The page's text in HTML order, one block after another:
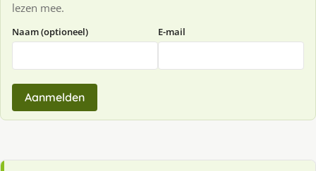
lezen mee.
Naam (optioneel) E-mail
Aanmelden